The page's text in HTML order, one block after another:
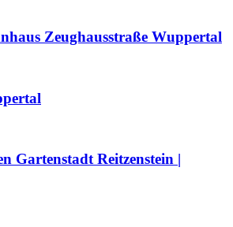
Zeughausstraße Wuppertal
Gartenstadt Reitzenstein |